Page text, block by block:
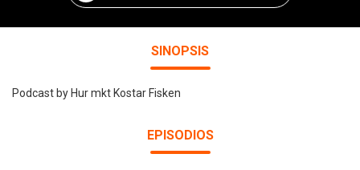
SINOPSIS
Podcast by Hur mkt Kostar Fisken
EPISODIOS